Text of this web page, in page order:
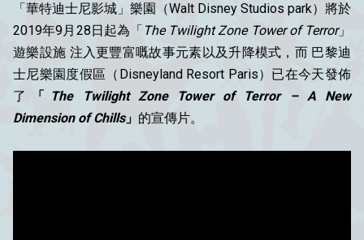
「華特迪士尼影城」樂園（Walt Disney Studios park）將於
2019年9月28日起為「 The Twilight Zone Tower of Terror」
遊樂設施 注入更豐富嘅故事元素以及升降模式，而 巴黎迪
士尼樂園度假區（Disneyland Resort Paris）已在今天發佈
了
「
The Twilight Zone Tower of Terror – A New
Dimension of Chills」 的宣傳片。